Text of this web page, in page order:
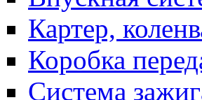
Картер,
Коробка
Система